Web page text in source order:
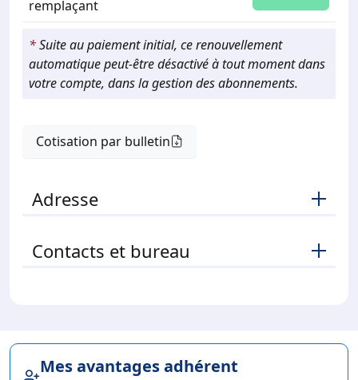
remplaçant
*Suite au paiement initial, ce renouvellement
automatique peut-être désactivé à tout moment dans
votre compte, dans la gestion des abonnements.
Cotisation par bulletin
Adresse
Contacts et bureau
Mes avantages adhérent